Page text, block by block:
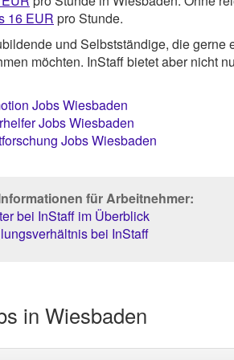
16 EUR pro Stunde.
und Selbstständige, die gerne
möchten. InStaff bietet aber nicht
Jobs Wiesbaden
Jobs Wiesbaden
Jobs Wiesbaden
für Arbeitnehmer:
bei InStaff im Überblick
bei InStaff
in Wiesbaden